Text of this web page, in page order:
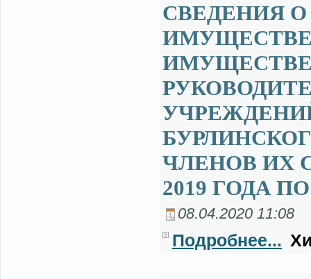
СВЕДЕНИЯ О
ИМУЩЕСТВЕ
ЧЛЕНОВ ИХ
2019 ГОДА
08.04.2020 11:08
Подробнее...